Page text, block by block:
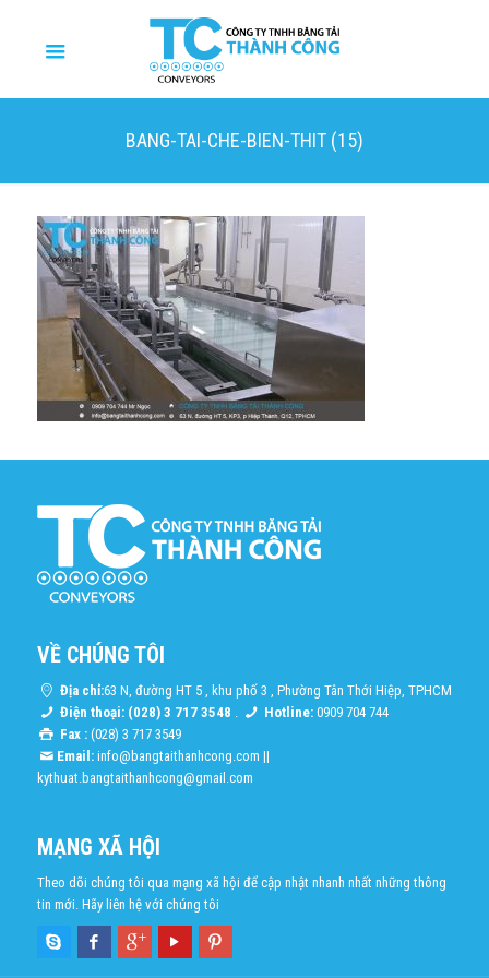
BANG-TAI-CHE-BIEN-THIT (15)
VỀ CHÚNG TÔI
Địa chỉ:63 N, đường HT 5 , khu phố 3 , Phường Tân Thới Hiệp, TPHCM
Điện thoại: (028) 3 717 3548 . Hotline: 0909 704 744
Fax :(028) 3 717 3549
Email: info@bangtaithanhcong.com ||
kythuat.bangtaithanhcong@gmail.com
MẠNG XÃ HỘI
Theo dõi chúng tôi qua mạng xã hội để cập nhật nhanh nhất những thông
tin mới. Hãy liên hệ với chúng tôi